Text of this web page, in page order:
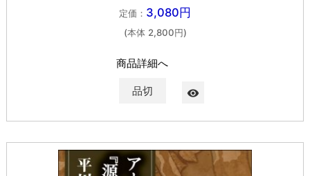
定価： 3,080円
(本体 2,800円)
商品詳細へ
品切 visibility